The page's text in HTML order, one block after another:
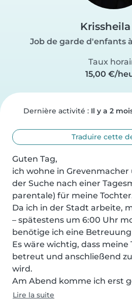
Krissheila
Job de garde d'enfants
Taux
15,00 €/
Dernière activité : Il y a 2
Traduire cette
Guten Tag,
ich wohne in
der Suche nach einer
parentale) für meine
Da ich in der Stadt arbeite,
– spätestens um 6:00 Uhr
benötige ich eine
Es wäre wichtig, dass
betreut und anschließend
wird.
Am Abend komme ich erst
Lire la suite